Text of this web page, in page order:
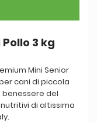
Pollo 3 kg
Mini Senior
cani di piccola
del
di altissima